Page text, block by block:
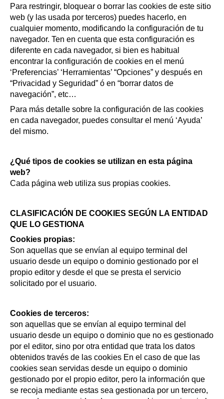
Para restringir, bloquear o borrar las cookies de este sitio
web (y las usada por terceros) puedes hacerlo, en
cualquier momento, modificando la configuración de tu
navegador. Ten en cuenta que esta configuración es
diferente en cada navegador, si bien es habitual
encontrar la configuración de cookies en el menú
‘Preferencias’ ‘Herramientas’ “Opciones” y después en
“Privacidad y Seguridad” ó en “borrar datos de
navegación”, etc…
Para más detalle sobre la configuración de las cookies
en cada navegador, puedes consultar el menú ‘Ayuda’
del mismo.
¿Qué tipos de cookies se utilizan en esta página
web?
Cada página web utiliza sus propias cookies.
CLASIFICACIÓN DE COOKIES SEGÚN LA ENTIDAD
QUE LO GESTIONA
Cookies propias:
Son aquellas que se envían al equipo terminal del
usuario desde un equipo o dominio gestionado por el
propio editor y desde el que se presta el servicio
solicitado por el usuario.
Cookies de terceros:
son aquellas que se envían al equipo terminal del
usuario desde un equipo o dominio que no es gestionado
por el editor, sino por otra entidad que trata los datos
obtenidos través de las cookies En el caso de que las
cookies sean servidas desde un equipo o dominio
gestionado por el propio editor, pero la información que
se recoja mediante estas sea gestionada por un tercero,